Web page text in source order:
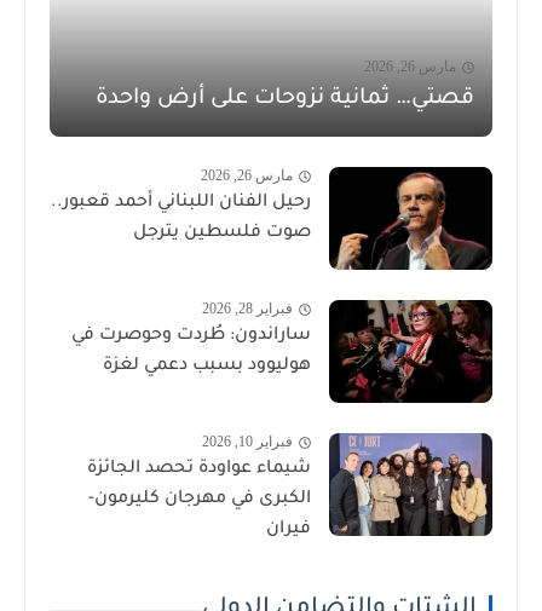
مارس 26, 2026
قصتي… ثمانية نزوحات على أرض واحدة
مارس 26, 2026
رحيل الفنان اللبناني أحمد قعبور..
صوت فلسطين يترجل
فبراير 28, 2026
ساراندون: طُردت وحوصرت في
هوليوود بسبب دعمي لغزة
فبراير 10, 2026
شيماء عواودة تحصد الجائزة
الكبرى في مهرجان كليرمون-
فيران